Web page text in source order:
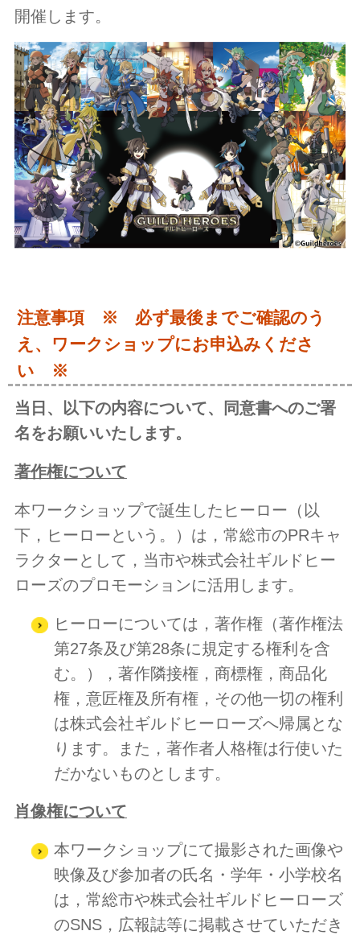
開催します。
注意事項 ※ 必ず最後までご確認のう
え、ワークショップにお申込みくださ
い ※
当日、以下の内容について、同意書へのご署
名をお願いいたします。
著作権について
本ワークショップで誕生したヒーロー（以
下，ヒーローという。）は，常総市のPRキャ
ラクターとして，当市や株式会社ギルドヒー
ローズのプロモーションに活用します。
ヒーローについては，著作権（著作権法
第27条及び第28条に規定する権利を含
む。），著作隣接権，商標権，商品化
権，意匠権及所有権，その他一切の権利
は株式会社ギルドヒーローズへ帰属とな
ります。また，著作者人格権は行使いた
だかないものとします。
肖像権について
本ワークショップにて撮影された画像や
映像及び参加者の氏名・学年・小学校名
は，常総市や株式会社ギルドヒーローズ
のSNS，広報誌等に掲載させていただき